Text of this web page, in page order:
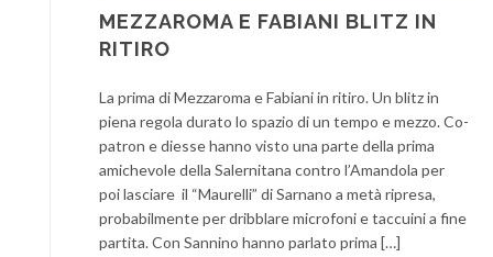
MEZZAROMA E FABIANI BLITZ IN
RITIRO
La prima di Mezzaroma e Fabiani in ritiro. Un blitz in
piena regola durato lo spazio di un tempo e mezzo. Co-
patron e diesse hanno visto una parte della prima
amichevole della Salernitana contro l’Amandola per
poi lasciare il “Maurelli” di Sarnano a metà ripresa,
probabilmente per dribblare microfoni e taccuini a fine
partita. Con Sannino hanno parlato prima […]